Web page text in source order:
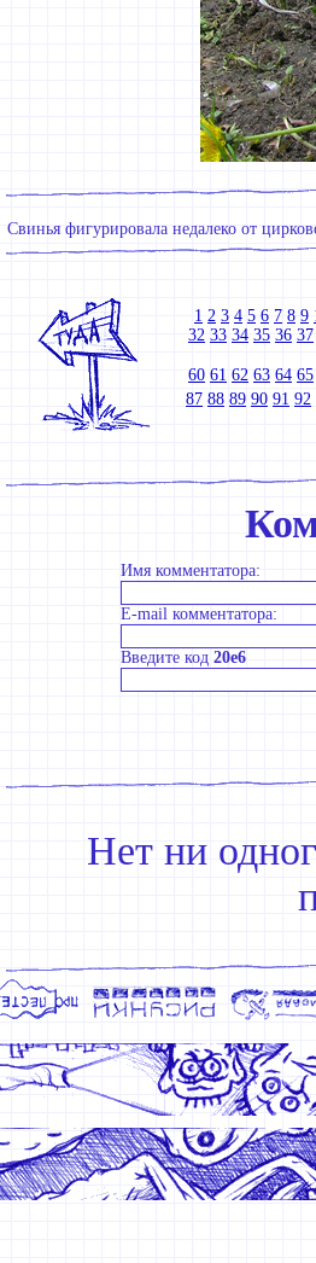
Свинья фигурировала недалеко от
1 2 3 4 5 6 7 8 9
32 33 34 35 36 37
60 61 62 63 64 65
87 88 89 90 91 92
Имя комментатора:
E-mail комментатора:
Введите код 20e6
Нет ни